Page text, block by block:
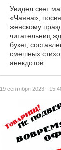
19 сентября 2023 -
Увидел свет
«Чаяна»,
женскому
читательниц
букет,
смешных
анекдотов.